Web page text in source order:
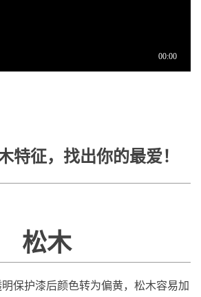
特征，找出你的最爱！
松木
保护漆后颜色转为偏黄，松木容易加